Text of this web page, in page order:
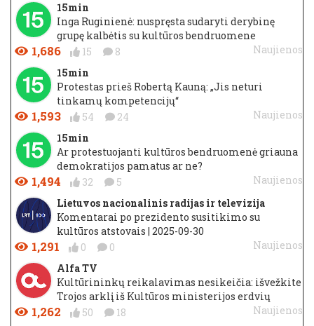
15min
Inga Ruginienė: nuspręsta sudaryti derybinę
grupę kalbėtis su kultūros bendruomene
1,686 15 8
Naujienos
15min
Protestas prieš Robertą Kauną: „Jis neturi
tinkamų kompetencijų“
1,593 54 24
Naujienos
15min
Ar protestuojanti kultūros bendruomenė griauna
demokratijos pamatus ar ne?
1,494 32 5
Naujienos
Lietuvos nacionalinis radijas ir televizija
Komentarai po prezidento susitikimo su
kultūros atstovais | 2025-09-30
1,291 0 0
Naujienos
Alfa TV
Kultūrininkų reikalavimas nesikeičia: išvežkite
Trojos arklį iš Kultūros ministerijos erdvių
1,262 50 18
Naujienos